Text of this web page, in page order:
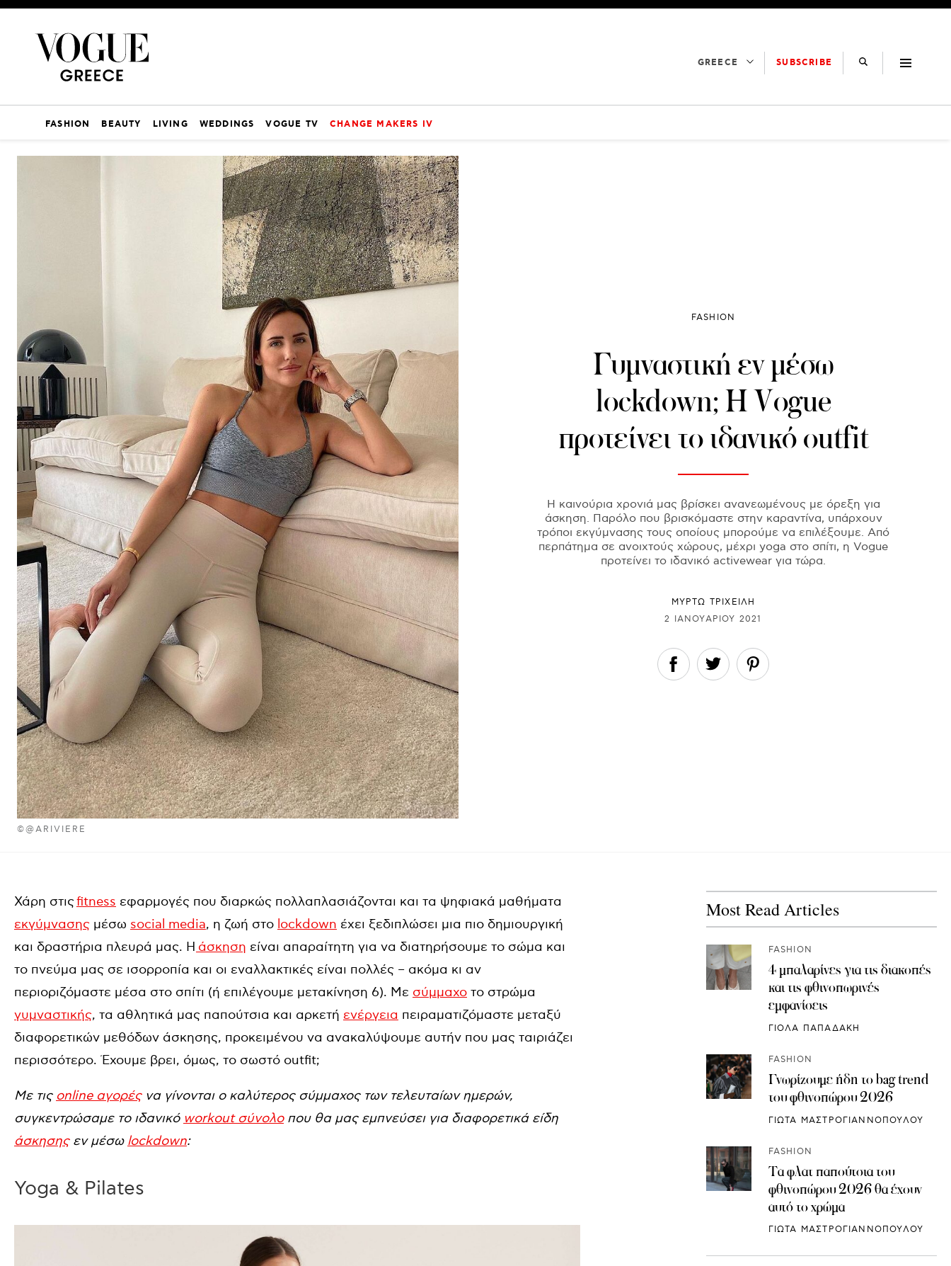
GREECE SUBSCRIBE
FASHION BEAUTY LIVING WEDDINGS VOGUE TV CHANGE MAKERS IV
©@ARIVIERE
FASHION
Γυμναστική εν μέσω
lockdown; Η Vogue
προτείνει το ιδανικό outfit
Η καινούρια χρονιά μας βρίσκει ανανεωμένους με όρεξη για
άσκηση. Παρόλο που βρισκόμαστε στην καραντίνα, υπάρχουν
τρόποι εκγύμνασης τους οποίους μπορούμε να επιλέξουμε. Από
περπάτημα σε ανοιχτούς χώρους, μέχρι yoga στο σπίτι, η Vogue
προτείνει το ιδανικό activewear για τώρα.
ΜΥΡΤΩ ΤΡΙΧΕΙΛΗ
2 ΙΑΝΟΥΑΡΊΟΥ 2021
Χάρη στιςfitness εφαρμογές που διαρκώς πολλαπλασιάζονται και τα ψηφιακά μαθήματα
εκγύμνασης μέσω social media, η ζωή στο lockdown έχει ξεδιπλώσει μια πιο δημιουργική
και δραστήρια πλευρά μας. Η άσκηση είναι απαραίτητη για να διατηρήσουμε το σώμα και
το πνεύμα μας σε ισορροπία και οι εναλλακτικές είναι πολλές – ακόμα κι αν
περιοριζόμαστε μέσα στο σπίτι (ή επιλέγουμε μετακίνηση 6). Με σύμμαχο το στρώμα
γυμναστικής, τα αθλητικά μας παπούτσια και αρκετή ενέργεια πειραματιζόμαστε μεταξύ
διαφορετικών μεθόδων άσκησης, προκειμένου να ανακαλύψουμε αυτήν που μας ταιριάζει
περισσότερο. Έχουμε βρει, όμως, το σωστό outfit;
Mε τις online αγορέςνα γίνονται ο καλύτερος σύμμαχος των τελευταίων ημερών,
συγκεντρώσαμε το ιδανικό workout σύνολοπου θα μας εμπνεύσει για διαφορετικά είδη
άσκησηςεν μέσω lockdown:
Yoga & Pilates
Most Read Articles
FASHION
4 μπαλαρίνες για τις διακοπές
και τις φθινοπωρινές
εμφανίσεις
ΓΙΟΛΑ ΠΑΠΑΔΑΚΗ
FASHION
Γνωρίζουμε ήδη το bag trend
του φθινοπώρου 2026
ΓΙΩΤΑ ΜΑΣΤΡΟΓΙΑΝΝΟΠΟΥΛΟΥ
FASHION
Τα φλατ παπούτσια του
φθινοπώρου 2026 θα έχουν
αυτό το χρώμα
ΓΙΩΤΑ ΜΑΣΤΡΟΓΙΑΝΝΟΠΟΥΛΟΥ